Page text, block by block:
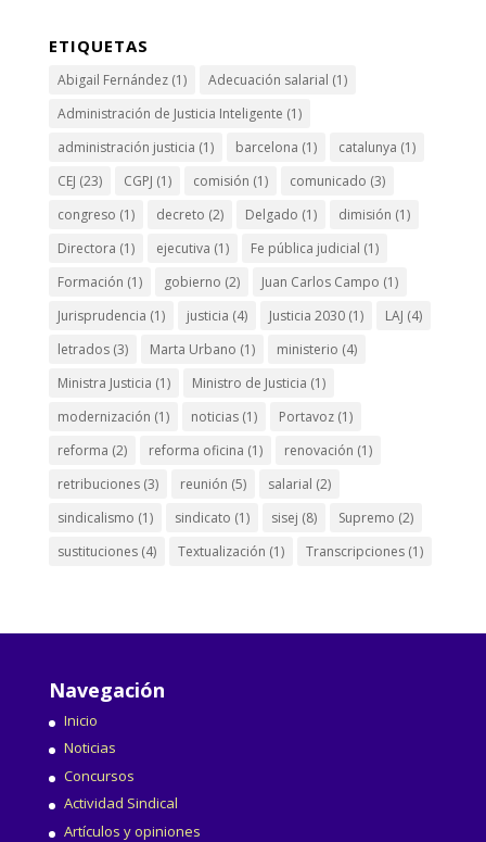
ETIQUETAS
Abigail Fernández(1) Adecuación salarial (1)
Administración de Justicia Inteligente (1)
administración justicia (1) barcelona (1) catalunya (1)
CEJ (23) CGPJ (1) comisión (1) comunicado (3)
congreso (1) decreto (2) Delgado (1) dimisión (1)
Directora (1) ejecutiva (1) Fe pública judicial (1)
Formación (1) gobierno (2) Juan Carlos Campo (1)
Jurisprudencia (1) justicia (4) Justicia 2030(1) LAJ (4)
letrados(3) Marta Urbano (1) ministerio (4)
Ministra Justicia (1) Ministro de Justicia (1)
modernización (1) noticias(1) Portavoz(1)
reforma (2) reforma oficina (1) renovación (1)
retribuciones(3) reunión (5) salarial (2)
sindicalismo (1) sindicato (1) sisej (8) Supremo (2)
sustituciones(4) Textualización (1) Transcripciones(1)
Navegación
Inicio
Noticias
Concursos
Actividad Sindical
Artículos y opiniones